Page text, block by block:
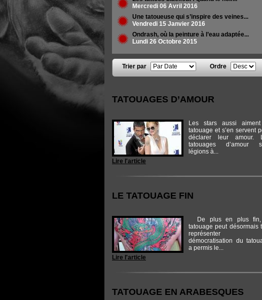
Mercredi 06 Avril 2016
Une tatoueuse qui s’inspire des veines...
Vendredi 15 Janvier 2016
Ondrash, où la peinture à l’eau adaptée...
Lundi 26 Octobre 2015
Trier par Ordre
TATOUAGES D’AMOUR
Les stars aussi
tatouage et s’en servent
déclarer leur amour.
tatouages d’amour
légions à...
Lire l'article
LE TATOUAGE FIN
De plus en plus
tatouage peut désormais
représenter
démocratisation du
a permis le...
Lire l'article
TATOUAGE EN ARABESQUES